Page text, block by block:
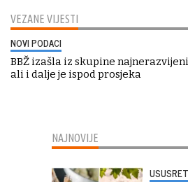
VEZANE VIJESTI
NOVI PODACI
BBŽ izašla iz skupine
ali i dalje je ispod prosjeka
NAJNOVIJE